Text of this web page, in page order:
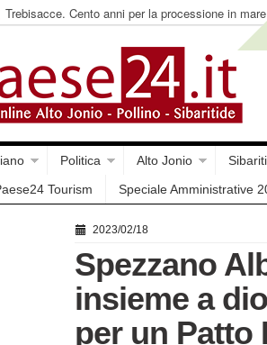
Trebisacce. Cento anni per la processione in
Arriva la reliquia
Politica Alto Jonio
Tourism Speciale Amministrative
2023/02/18
Spezzano
insieme a
per un Patto